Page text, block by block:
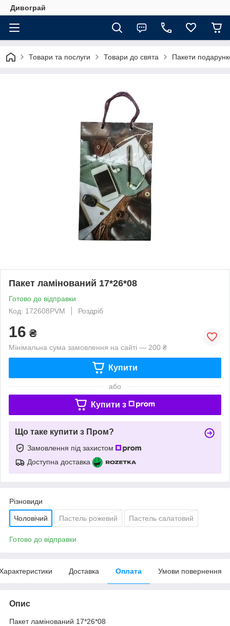
Дивограй
Товари та послуги Товари до свята Пакети
Пакет ламінований 17*26*08
Готово до відправки
Код: 172608PVM
Роздріб
16 ₴
Мінімальна сума замовлення на сайті — 200 ₴
Купити
або
Купити з
Що таке купити з Пром?
Замовлення під захистом
Доступна доставка
Різновиди
Чоловічий Пастель рожевий Пастель салатовий
Готово до відправки
Доставка Оплата Умови повернення
Опис
Пакет ламінований 17*26*08